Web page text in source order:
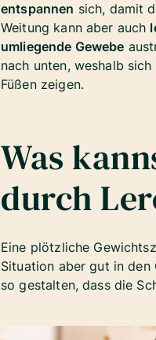
entspannen sich, damit
Weitung kann aber auch
umliegende Gewebe
nach unten, weshalb
Füßen zeigen.
Was
durch
Eine plötzliche
Situation aber gut in den
so gestalten, dass die